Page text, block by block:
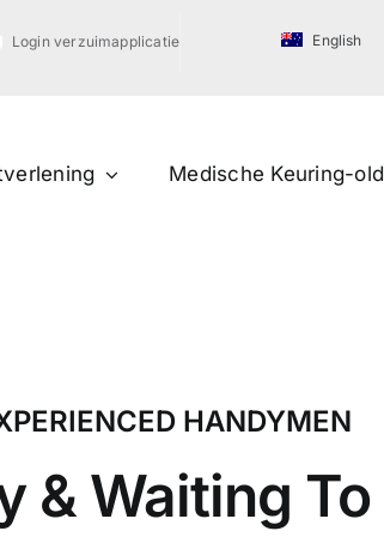
Login verzuimapplicatie English
Medische Keuring-old
HANDYMEN
& Waiting To